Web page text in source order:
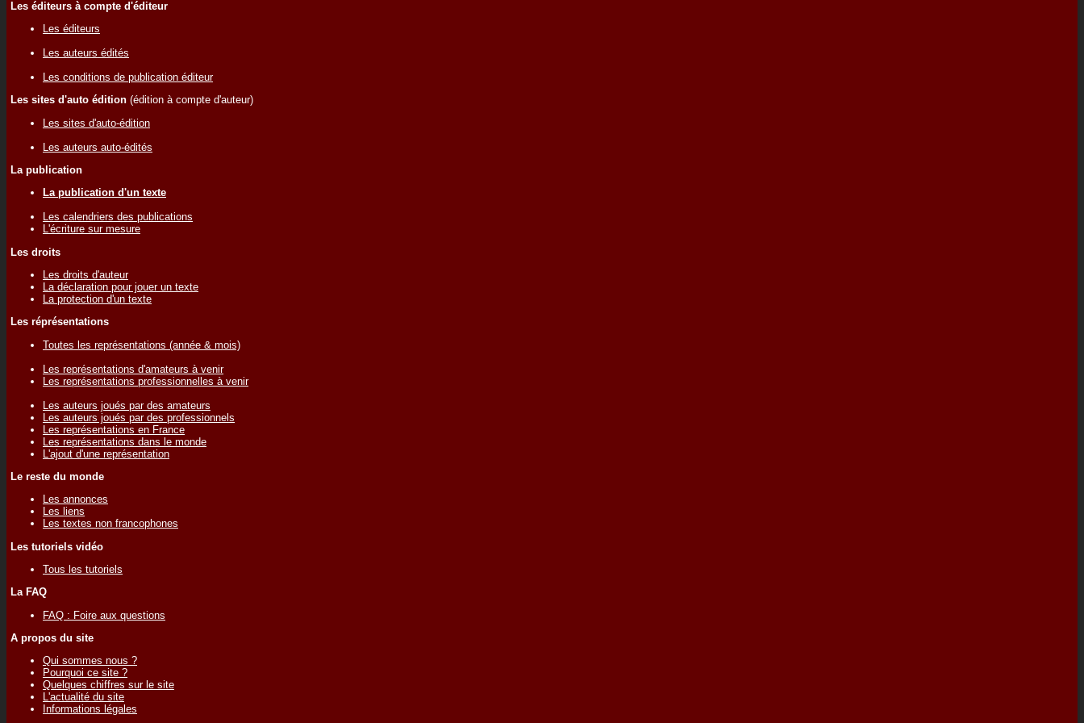
Les éditeurs à compte d'éditeur
Les éditeurs
Les auteurs édités
Les conditions de publication éditeur
Les sites d'auto édition (édition à compte d'auteur)
Les sites d'auto-édition
Les auteurs auto-édités
La publication
La publication d'un texte
Les calendriers des publications
L'écriture sur mesure
Les droits
Les droits d'auteur
La déclaration pour jouer un texte
La protection d'un texte
Les réprésentations
Toutes les représentations (année & mois)
Les représentations d'amateurs à venir
Les représentations professionnelles à venir
Les auteurs joués par des amateurs
Les auteurs joués par des professionnels
Les représentations en France
Les représentations dans le monde
L'ajout d'une représentation
Le reste du monde
Les annonces
Les liens
Les textes non francophones
Les tutoriels vidéo
Tous les tutoriels
La FAQ
FAQ : Foire aux questions
A propos du site
Qui sommes nous ?
Pourquoi ce site ?
Quelques chiffres sur le site
L'actualité du site
Informations légales